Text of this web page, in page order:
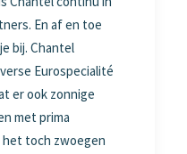
En af en toe
bij. Chantel
Eurospecialité
er ook zonnige
met prima
het toch zwoegen